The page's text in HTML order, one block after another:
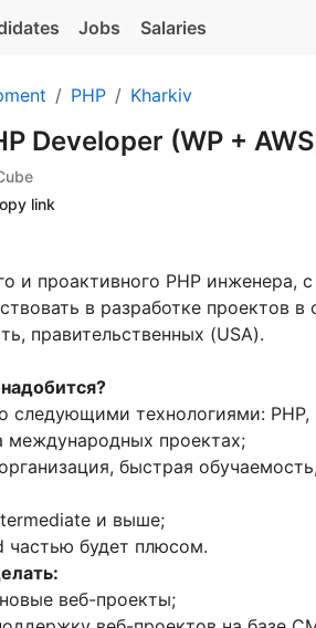
Jobs Salaries
PHP Kharkiv
Developer (WP +
link
и проактивного PHP инженера,
в разработке проектов
правительственных (USA).
следующими технологиями: PHP,
международных проектах;
быстрая
и выше;
частью будет плюсом.
веб-проекты;